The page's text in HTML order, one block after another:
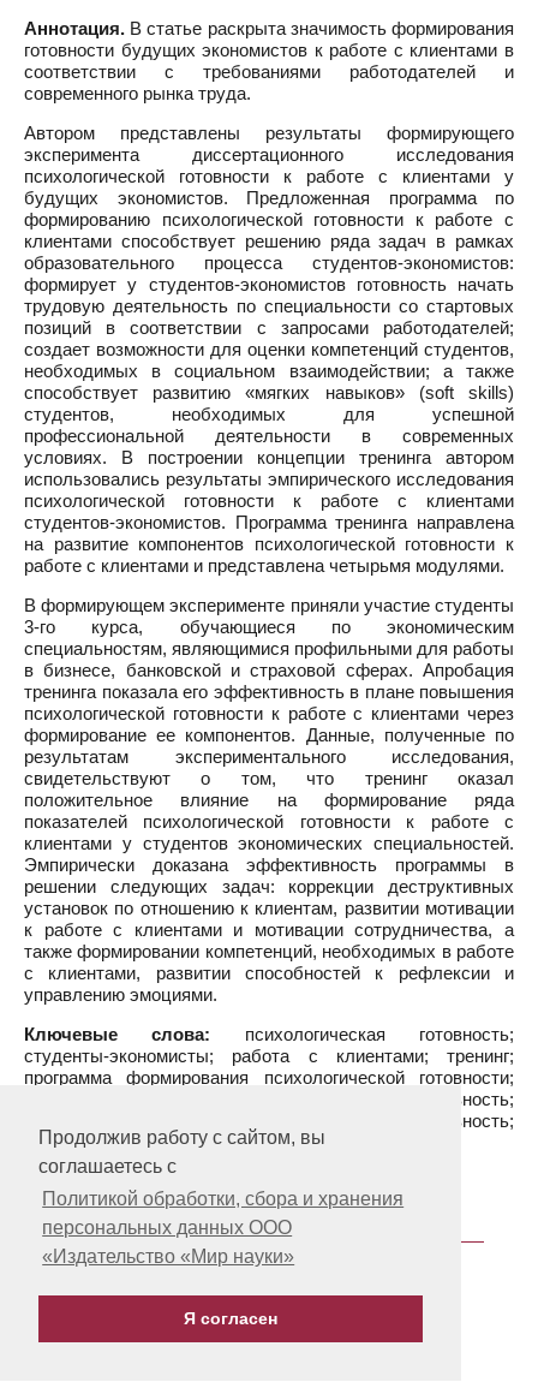
Продолжив работу с сайтом, вы
соглашаетесь с
Политикой обработки, сбора и хранения
персональных данных ООО
«Издательство «Мир науки»
Я согласен
Аннотация. В статье раскрыта значимость формирования
готовности будущих экономистов к работе с клиентами в
соответствии с требованиями работодателей и
современного рынка труда.
Автором представлены результаты формирующего
эксперимента диссертационного исследования
психологической готовности к работе с клиентами у
будущих экономистов. Предложенная программа по
формированию психологической готовности к работе с
клиентами способствует решению ряда задач в рамках
образовательного процесса студентов-экономистов:
формирует у студентов-экономистов готовность начать
трудовую деятельность по специальности со стартовых
позиций в соответствии с запросами работодателей;
создает возможности для оценки компетенций студентов,
необходимых в социальном взаимодействии; а также
способствует развитию «мягких навыков» (soft skills)
студентов, необходимых для успешной
профессиональной деятельности в современных
условиях. В построении концепции тренинга автором
использовались результаты эмпирического исследования
психологической готовности к работе с клиентами
студентов-экономистов. Программа тренинга направлена
на развитие компонентов психологической готовности к
работе с клиентами и представлена четырьмя модулями.
В формирующем эксперименте приняли участие студенты
3-го курса, обучающиеся по экономическим
специальностям, являющимися профильными для работы
в бизнесе, банковской и страховой сферах. Апробация
тренинга показала его эффективность в плане повышения
психологической готовности к работе с клиентами через
формирование ее компонентов. Данные, полученные по
результатам экспериментального исследования,
свидетельствуют о том, что тренинг оказал
положительное влияние на формирование ряда
показателей психологической готовности к работе с
клиентами у студентов экономических специальностей.
Эмпирически доказана эффективность программы в
решении следующих задач: коррекции деструктивных
установок по отношению к клиентам, развитии мотивации
к работе с клиентами и мотивации сотрудничества, а
также формировании компетенций, необходимых в работе
с клиентами, развитии способностей к рефлексии и
управлению эмоциями.
Ключевые слова: психологическая готовность;
студенты-экономисты; работа с клиентами; тренинг;
программа формирования психологической готовности;
апробация программы; мотивационная готовность;
установочная готовность; волевая готовность;
практическая готовность
2 3 … 8 Следующая »